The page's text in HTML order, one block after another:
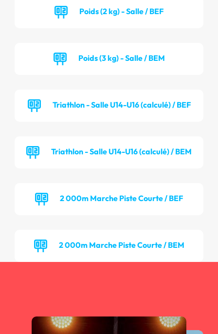
Poids (2 kg) - Salle / BEF
Poids (3 kg) - Salle / BEM
Triathlon - Salle U14-U16 (calculé) / BEF
Triathlon - Salle U14-U16 (calculé) / BEM
2 000m Marche Piste Courte / BEF
2 000m Marche Piste Courte / BEM